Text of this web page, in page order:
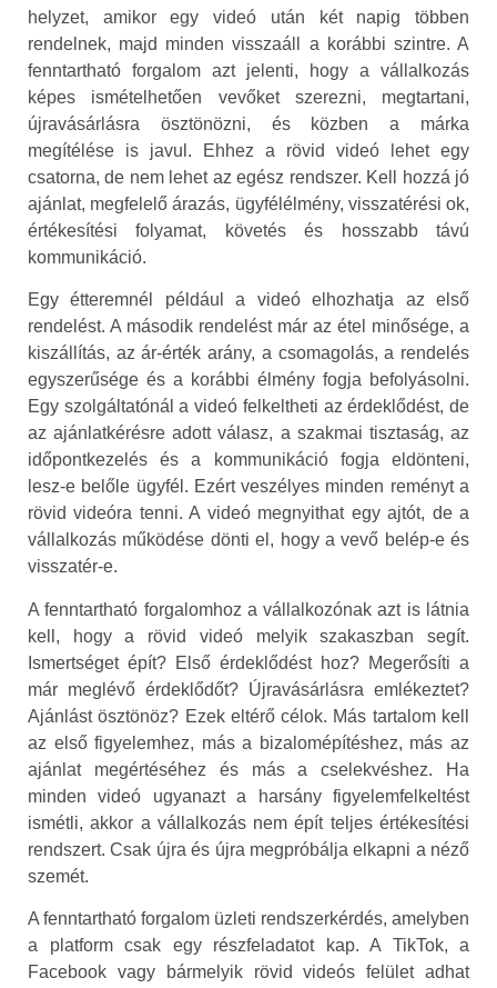
helyzet, amikor egy videó után két napig többen
rendelnek, majd minden visszaáll a korábbi szintre. A
fenntartható forgalom azt jelenti, hogy a vállalkozás
képes ismételhetően vevőket szerezni, megtartani,
újravásárlásra ösztönözni, és közben a márka
megítélése is javul. Ehhez a rövid videó lehet egy
csatorna, de nem lehet az egész rendszer. Kell hozzá jó
ajánlat, megfelelő árazás, ügyfélélmény, visszatérési ok,
értékesítési folyamat, követés és hosszabb távú
kommunikáció.
Egy étteremnél például a videó elhozhatja az első
rendelést. A második rendelést már az étel minősége, a
kiszállítás, az ár-érték arány, a csomagolás, a rendelés
egyszerűsége és a korábbi élmény fogja befolyásolni.
Egy szolgáltatónál a videó felkeltheti az érdeklődést, de
az ajánlatkérésre adott válasz, a szakmai tisztaság, az
időpontkezelés és a kommunikáció fogja eldönteni,
lesz-e belőle ügyfél. Ezért veszélyes minden reményt a
rövid videóra tenni. A videó megnyithat egy ajtót, de a
vállalkozás működése dönti el, hogy a vevő belép-e és
visszatér-e.
A fenntartható forgalomhoz a vállalkozónak azt is látnia
kell, hogy a rövid videó melyik szakaszban segít.
Ismertséget épít? Első érdeklődést hoz? Megerősíti a
már meglévő érdeklődőt? Újravásárlásra emlékeztet?
Ajánlást ösztönöz? Ezek eltérő célok. Más tartalom kell
az első figyelemhez, más a bizalomépítéshez, más az
ajánlat megértéséhez és más a cselekvéshez. Ha
minden videó ugyanazt a harsány figyelemfelkeltést
ismétli, akkor a vállalkozás nem épít teljes értékesítési
rendszert. Csak újra és újra megpróbálja elkapni a néző
szemét.
A fenntartható forgalom üzleti rendszerkérdés, amelyben
a platform csak egy részfeladatot kap. A TikTok, a
Facebook vagy bármelyik rövid videós felület adhat